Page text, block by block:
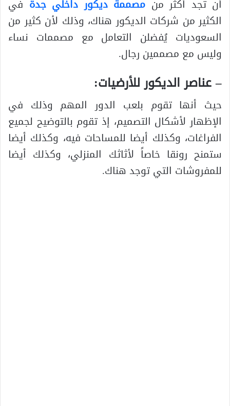
أن تجد أكثر من مصممة ديكور داخلي جدة في
الكثير من شركات الديكور هناك، وذلك لأن كثير من
السعوديات يُفضلن التعامل مع مصممات نساء
وليس مع مصممين رجال.
– عناصر الديكور للأرضيات:
حيث أنها تقوم بلعب الدور المهم وذلك في
الإظهار لأشكال التصميم، إذ تقوم بالتوضيح لجميع
الفراغات، وكذلك أيضا للمساحات فيه، وكذلك أيضا
ستمنح رونقا خاصاً لأثاثك المنزلي، وكذلك أيضا
للمفروشات التي توجد هناك.